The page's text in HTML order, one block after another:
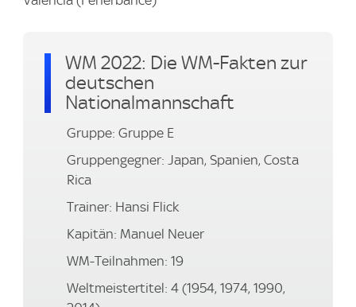
WM 2022: Die WM-Fakten zur
deutschen
Nationalmannschaft
Gruppe: Gruppe E
Gruppengegner: Japan, Spanien, Costa
Rica
Trainer: Hansi Flick
Kapitän: Manuel Neuer
WM-Teilnahmen: 19
Weltmeistertitel: 4 (1954, 1974, 1990,